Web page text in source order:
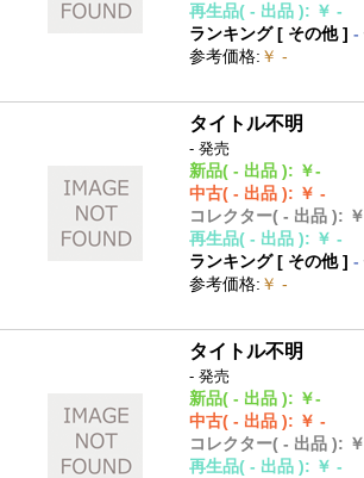
再生品( - 出品 ): ￥ -
ランキング [ その他]-
参考価格: ￥ -
タイトル不明
- 発売
新品( - 出品 ): ￥-
中古( - 出品 ): ￥ -
コレクター( - 出品 ):
再生品( - 出品 ): ￥ -
ランキング [ その他]-
参考価格: ￥ -
タイトル不明
- 発売
新品( - 出品 ): ￥-
中古( - 出品 ): ￥ -
コレクター( - 出品 ):
再生品( - 出品 ): ￥ -